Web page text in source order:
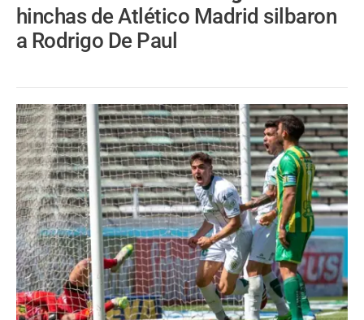
hinchas de Atlético Madrid silbaron
a Rodrigo De Paul